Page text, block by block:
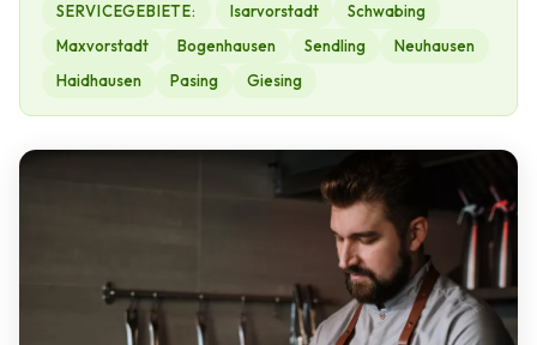
SERVICEGEBIETE: Isarvorstadt
Schwabing
Maxvorstadt
Bogenhausen Sendling
Neuhausen
Haidhausen
Pasing Giesing